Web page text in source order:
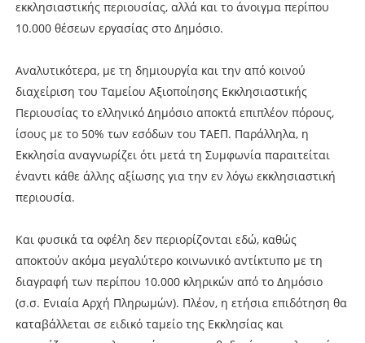
εκκλησιαστικής περιουσίας, αλλά και το άνοιγμα περίπου
10.000 θέσεων εργασίας στο Δημόσιο.
Αναλυτικότερα, με τη δημιουργία και την από κοινού
διαχείριση του Ταμείου Αξιοποίησης Εκκλησιαστικής
Περιουσίας το ελληνικό Δημόσιο αποκτά επιπλέον πόρους,
ίσους με το 50% των εσόδων του ΤΑΕΠ. Παράλληλα, η
Εκκλησία αναγνωρίζει ότι μετά τη Συμφωνία παραιτείται
έναντι κάθε άλλης αξίωσης για την εν λόγω εκκλησιαστική
περιουσία.
Και φυσικά τα οφέλη δεν περιορίζονται εδώ, καθώς
αποκτούν ακόμα μεγαλύτερο κοινωνικό αντίκτυπο με τη
διαγραφή των περίπου 10.000 κληρικών από το Δημόσιο
(σ.σ. Ενιαία Αρχή Πληρωμών). Πλέον, η ετήσια επιδότηση θα
καταβάλλεται σε ειδικό ταμείο της Εκκλησίας και